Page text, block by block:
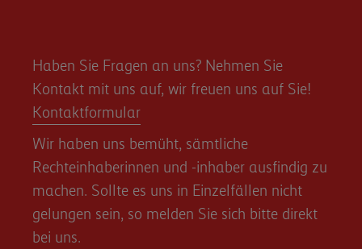
Haben Sie Fragen an uns? Nehmen Sie
Kontakt mit uns auf, wir freuen uns auf Sie!
Kontaktformular
Wir haben uns bemüht, sämtliche
Rechteinhaberinnen und -inhaber ausfindig zu
machen. Sollte es uns in Einzelfällen nicht
gelungen sein, so melden Sie sich bitte direkt
bei uns.